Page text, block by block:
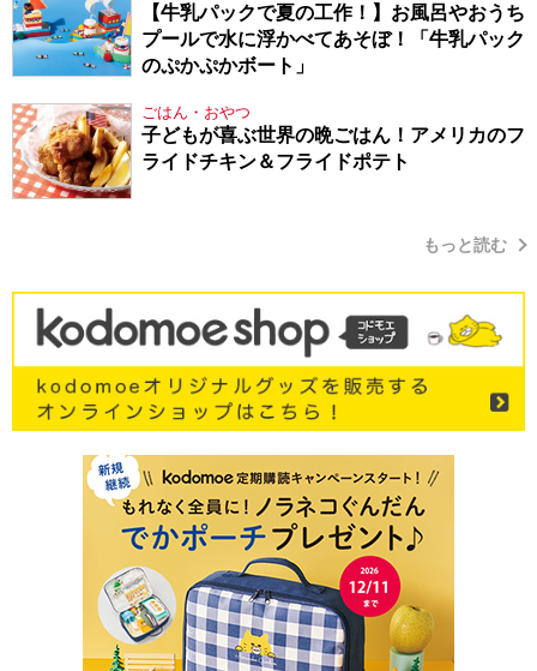
【牛乳パックで夏の工作！】お風呂やおうち
プールで水に浮かべてあそぼ！「牛乳パック
のぷかぷかボート」
ごはん・おやつ
子どもが喜ぶ世界の晩ごはん！アメリカのフ
ライドチキン＆フライドポテト
もっと読む